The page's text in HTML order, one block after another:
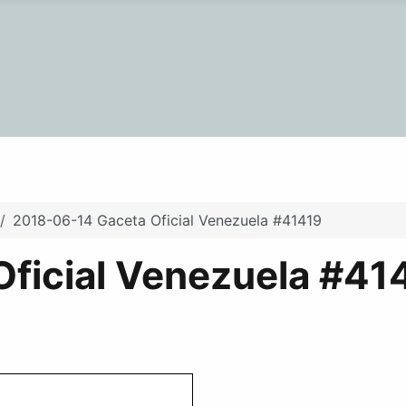
2018-06-14 Gaceta Oficial Venezuela #41419
Venezuela